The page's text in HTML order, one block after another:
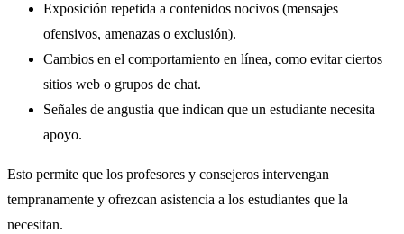
Exposición repetida a contenidos nocivos (mensajes
ofensivos, amenazas o exclusión).
Cambios en el comportamiento en línea, como evitar ciertos
sitios web o grupos de chat.
Señales de angustia que indican que un estudiante necesita
apoyo.
Esto permite que los profesores y consejeros intervengan
tempranamente y ofrezcan asistencia a los estudiantes que la
necesitan.